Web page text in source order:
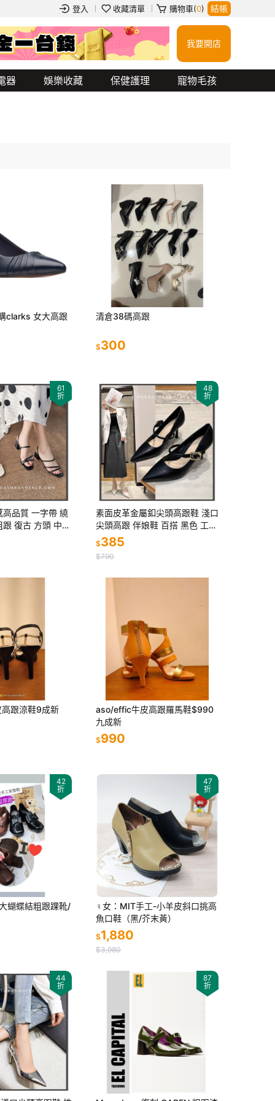
登入 收藏清單 購物車(0) 結帳
衝鋒外套 玻璃杯 餐券 行動電源 吉伊卡哇
我要開店
器 娛樂收藏 保健護理 寵物毛孩
clarks 女大高跟 清倉38碼高跟
$300
61
折
高品質 一字帶 繞
復古 方頭 中跟
48
折
素面皮革金屬釦尖頭高跟鞋 淺口
尖頭高跟 伴娘鞋 百搭 黑色 工作
鞋 婚鞋 面試鞋 細跟 舒適 女鞋
5351
$385
$790
跟涼鞋9成新
aso/effic牛皮高跟羅馬鞋$990
九成新
$990
42
折
蝴蝶結粗跟踝靴/
47
折
♀女：MIT手工-小羊皮斜口挑高
魚口鞋（黑/芥末黃）
$1,880
$3,980
44
折
87
折